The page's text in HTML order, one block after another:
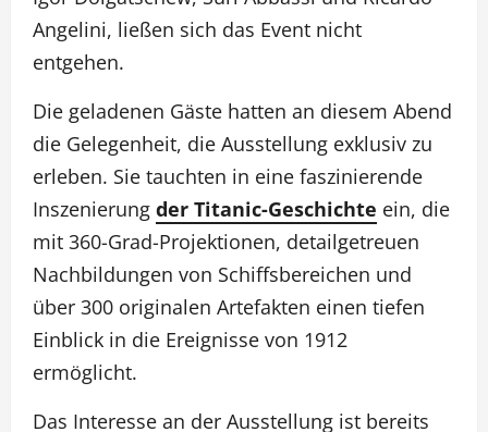
Angelini, ließen sich das Event nicht
entgehen.
Die geladenen Gäste hatten an diesem Abend
die Gelegenheit, die Ausstellung exklusiv zu
erleben. Sie tauchten in eine faszinierende
Inszenierung der Titanic-Geschichte ein, die
mit 360-Grad-Projektionen, detailgetreuen
Nachbildungen von Schiffsbereichen und
über 300 originalen Artefakten einen tiefen
Einblick in die Ereignisse von 1912
ermöglicht.
Das Interesse an der Ausstellung ist bereits